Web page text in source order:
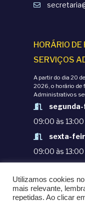
HORÁRIO DE
SERVIÇOS
A partir do dia 20
2026, o horário de
Administrativos
09:00 às 13:00
sexta-
09:00 às 13:00
©
Utilizamos cookies
mais relevante,
repetidas. Ao clicar